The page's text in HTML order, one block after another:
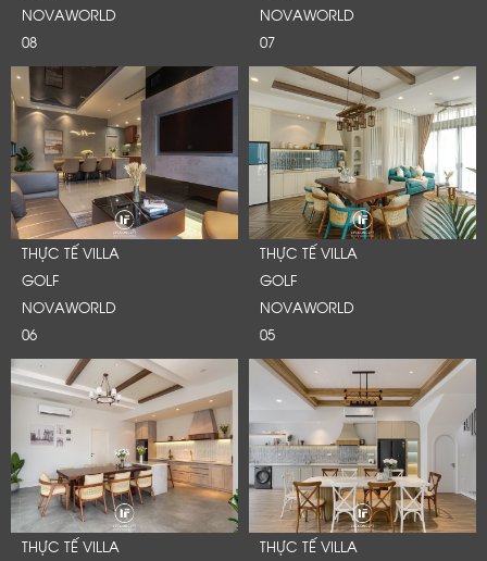
NOVAWORLD
08
NOVAWORLD
07
THỰC TẾ VILLA
GOLF
NOVAWORLD
06
THỰC TẾ VILLA
GOLF
NOVAWORLD
05
THỰC TẾ VILLA
THỰC TẾ VILLA